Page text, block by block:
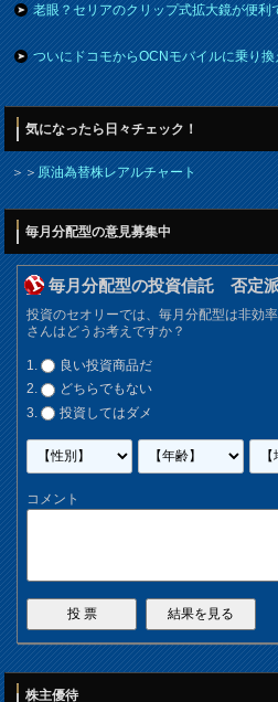
老眼？セリアのクリップ式拡大鏡が便利
ついにドコモからOCNモバイルに乗り
気になったら日々チェック！
＞＞原油為替株レアルチャート
毎月分配型の意見募集中
毎月分配型の投資信託 否定
投資のセオリーでは、毎月分配型は非効
さんはどうお考えですか？
良い投資商品だ
どちらでもない
投資してはダメ
コメント
株主優待